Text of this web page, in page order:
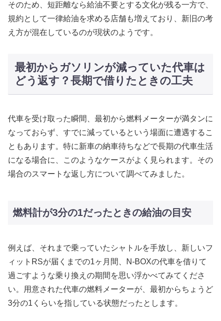
そのため、短距離なら給油不要とする文化が残る一方で、
規約として一律給油を求める店舗も増えており、新旧の考
え方が混在しているのが現状のようです。
最初からガソリンが減っていた代車は
どう返す？長期で借りたときの工夫
代車を受け取った瞬間、最初から燃料メーターが満タンに
なっておらず、すでに減っているという場面に遭遇するこ
ともあります。特に新車の納車待ちなどで長期の代車生活
になる場合に、このようなケースがよく見られます。その
場合のスマートな返し方について調べてみました。
燃料計が3分の1だったときの給油の目安
例えば、それまで乗っていたシャトルを手放し、新しいフ
ィットRSが届くまでの1ヶ月間、N-BOXの代車を借りて
過ごすような乗り換えの期間を思い浮かべてみてくださ
い。用意された代車の燃料メーターが、最初からちょうど
3分の1くらいを指している状態だったとします。